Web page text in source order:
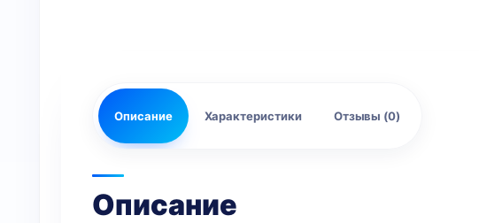
Описание Характеристики Отзывы (0)
Описание